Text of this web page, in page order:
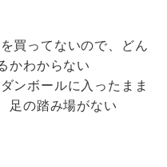
買ってないので、どん
かわからない
ンボールに入ったまま
足の踏み場がない